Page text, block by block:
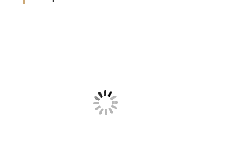
Родин
Справ Молоді та встановленя
складу Катихитичної Комісії